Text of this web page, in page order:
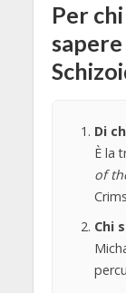
Per
Di
È la
of
Chi